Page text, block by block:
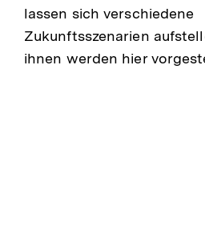
lassen sich verschiedene
Zukunftsszenarien
ihnen werden hier